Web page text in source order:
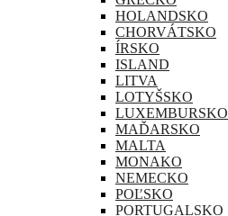
HOLANDSKO
CHORVÁTSKO
ÍRSKO
ISLAND
LITVA
LOTYŠSKO
LUXEMBURSKO
MAĎARSKO
MALTA
MONAKO
NEMECKO
POĽSKO
PORTUGALSKO